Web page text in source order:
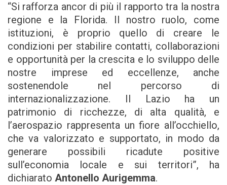
“Si rafforza ancor di più il rapporto tra la nostra
regione e la Florida. Il nostro ruolo, come
istituzioni, è proprio quello di creare le
condizioni per stabilire contatti, collaborazioni
e opportunità per la crescita e lo sviluppo delle
nostre imprese ed eccellenze, anche
sostenendole nel percorso di
internazionalizzazione. Il Lazio ha un
patrimonio di ricchezze, di alta qualità, e
l’aerospazio rappresenta un fiore all’occhiello,
che va valorizzato e supportato, in modo da
generare possibili ricadute positive
sull’economia locale e sui territori”, ha
dichiarato Antonello Aurigemma.